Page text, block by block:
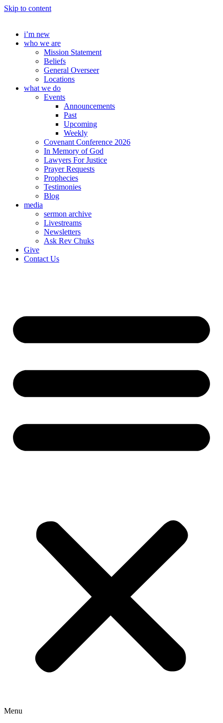
Skip to content
i’m new
who we are
Mission Statement
Beliefs
General Overseer
Locations
what we do
Events
Announcements
Past
Upcoming
Weekly
Covenant Conference 2026
In Memory of God
Lawyers For Justice
Prayer Requests
Prophecies
Testimonies
Blog
media
sermon archive
Livestreams
Newsletters
Ask Rev Chuks
Give
Contact Us
Menu